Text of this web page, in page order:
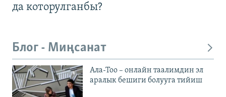
да которулганбы?
Блог - Миңсанат
Ала-Тоо – онлайн таалимдин эл
аралык бешиги болууга тийиш